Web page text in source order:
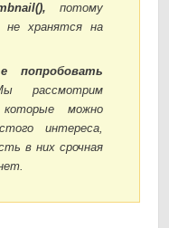
потому
не хранятся на
попробовать
рассмотрим
которые можно
интереса,
в них срочная